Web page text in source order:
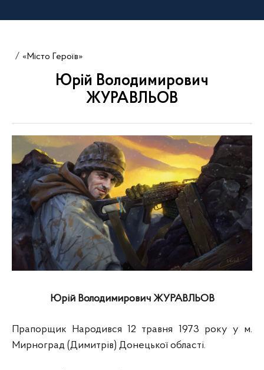
«Місто Героїв»
Юрій Володимирович
ЖУРАВЛЬОВ
Юрій Володимирович ЖУРАВЛЬОВ
Прапорщик Народився 12 травня 1973 року у м.
Мирноград (Димитрів) Донецької області.